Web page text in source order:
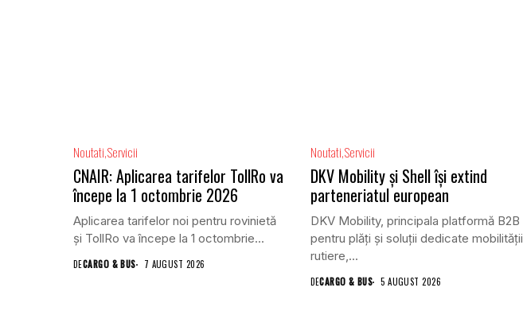
Noutati Servicii
CNAIR: Aplicarea tarifelor TollRo va
începe la 1 octombrie 2026
Aplicarea tarifelor noi pentru rovinietă
și TollRo va începe la 1 octombrie...
DECARGO & BUS 7 AUGUST 2026
Noutati Servicii
DKV Mobility și Shell își extind
parteneriatul european
DKV Mobility, principala platformă B2B
pentru plăți și soluții dedicate mobilității
rutiere,...
DECARGO & BUS 5 AUGUST 2026